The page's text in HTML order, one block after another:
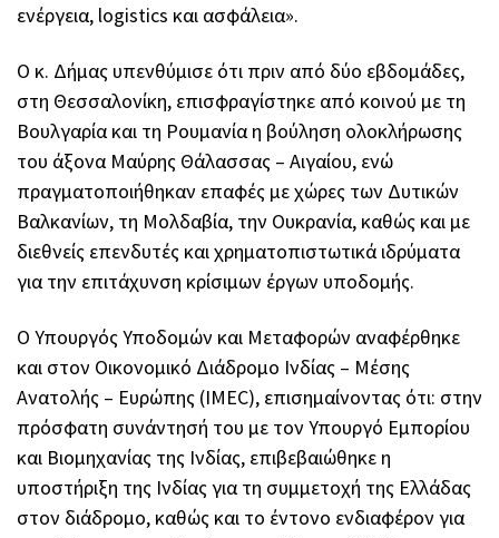
ενέργεια, logistics και ασφάλεια».
Ο κ. Δήμας υπενθύμισε ότι πριν από δύο εβδομάδες,
στη Θεσσαλονίκη, επισφραγίστηκε από κοινού με τη
Βουλγαρία και τη Ρουμανία η βούληση ολοκλήρωσης
του άξονα Μαύρης Θάλασσας – Αιγαίου, ενώ
πραγματοποιήθηκαν επαφές με χώρες των Δυτικών
Βαλκανίων, τη Μολδαβία, την Ουκρανία, καθώς και με
διεθνείς επενδυτές και χρηματοπιστωτικά ιδρύματα
για την επιτάχυνση κρίσιμων έργων υποδομής.
Ο Υπουργός Υποδομών και Μεταφορών αναφέρθηκε
και στον Οικονομικό Διάδρομο Ινδίας – Μέσης
Ανατολής – Ευρώπης (IMEC), επισημαίνοντας ότι: στην
πρόσφατη συνάντησή του με τον Υπουργό Εμπορίου
και Βιομηχανίας της Ινδίας, επιβεβαιώθηκε η
υποστήριξη της Ινδίας για τη συμμετοχή της Ελλάδας
στον διάδρομο, καθώς και το έντονο ενδιαφέρον για